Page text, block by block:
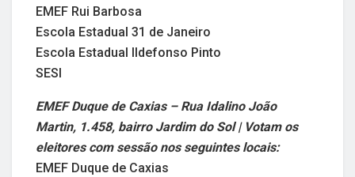
EMEF Rui Barbosa
Escola Estadual 31 de Janeiro
Escola Estadual Ildefonso Pinto
SESI
EMEF Duque de Caxias – Rua Idalino João
Martin, 1.458, bairro Jardim do Sol | Votam os
eleitores com sessão nos seguintes locais:
EMEF Duque de Caxias